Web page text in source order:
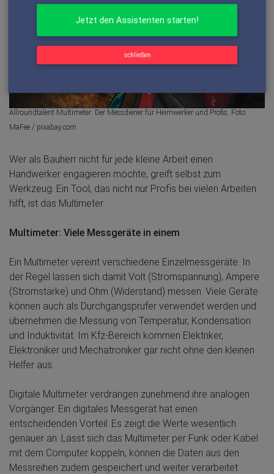
Allroundtalent Multimeter: Der Messdiener für Heimwerker und Profis. Foto:
MaFee / pixabay.com
Wer als Bauherr nicht für jede kleine Arbeit einen
Handwerker engagieren möchte, greift selbst zum
Werkzeug. Ein Tool, das nicht nur Profis bei vielen Arbeiten
hilft, ist das Multimeter.
Multimeter: Viele Messgeräte in einem
Ein Multimeter vereint verschiedene Einzelmessgeräte. In
der Regel lassen sich damit Volt (Stromspannung), Ampere
(Stromstärke) und Ohm (Widerstand) messen. Viele Geräte
können auch als Durchgangsprüfer verwendet werden und
übernehmen die Messung von Temperatur, Kondensation
und Induktivität. Im Kfz-Bereich kommen Elektriker,
Elektroniker und Mechatroniker gar nicht ohne den kleinen
Helfer aus.
Digitale Multimeter verdrängen zunehmend ihre analogen
Vorgänger. Ein digitales Messgerät hat einen
entscheidenden Vorteil: Es zeigt die Werte wesentlich
genauer an. Lässt sich das Multimeter per Funk oder Kabel
mit dem Computer koppeln, können die Daten aus den
Messreihen zudem gespeichert und weiter verarbeitet